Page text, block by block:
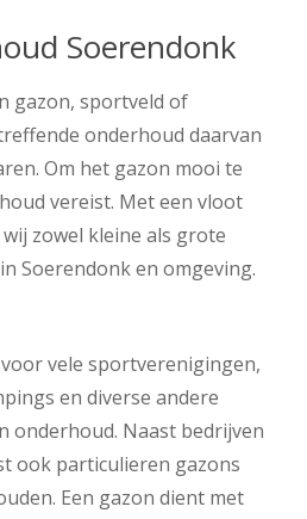
Soerendonk
gazon, sportveld of
onderhoud daarvan
Om het gazon mooi te
vereist. Met een vloot
zowel kleine als grote
Soerendonk en omgeving.
vele sportverenigingen,
en diverse andere
onderhoud. Naast bedrijven
ook particulieren gazons
Een gazon dient met